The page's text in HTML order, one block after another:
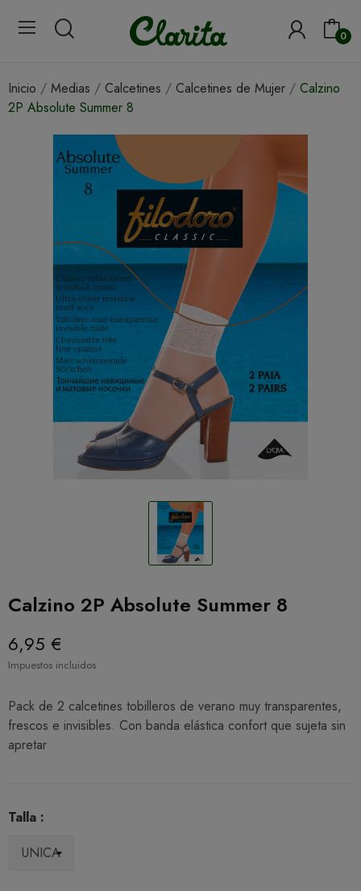
0
Inicio Medias Calcetines Calcetines de Mujer
Calzino
2P Absolute Summer 8
Calzino 2P Absolute Summer 8
6,95 €
Impuestos incluidos
Pack de 2 calcetines tobilleros de verano muy transparentes,
frescos e invisibles. Con banda elástica confort que sujeta sin
apretar
Talla :